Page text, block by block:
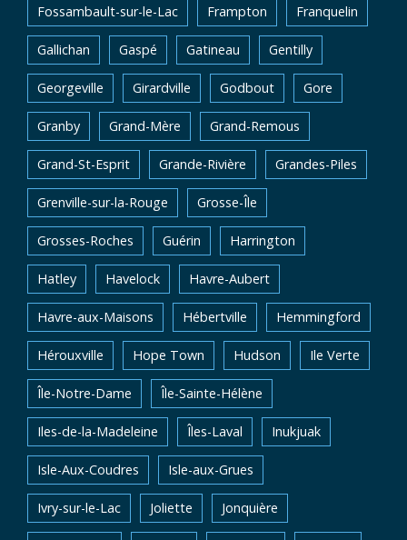
Fossambault-sur-le-Lac Frampton Franquelin
Gallichan Gaspé Gatineau Gentilly
Georgeville Girardville Godbout Gore
Granby Grand-Mère Grand-Remous
Grand-St-Esprit Grande-Rivière Grandes-Piles
Grenville-sur-la-Rouge Grosse-Île
Grosses-Roches Guérin Harrington
Hatley Havelock Havre-Aubert
Havre-aux-Maisons Hébertville Hemmingford
Hérouxville Hope Town Hudson Ile Verte
Île-Notre-Dame Île-Sainte-Hélène
Iles-de-la-Madeleine Îles-Laval Inukjuak
Isle-Aux-Coudres Isle-aux-Grues
Ivry-sur-le-Lac Joliette Jonquière